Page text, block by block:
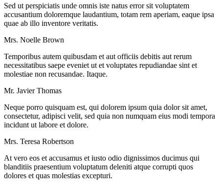
Sed ut perspiciatis unde omnis iste natus error sit voluptatem
accusantium doloremque laudantium, totam rem aperiam, eaque ipsa
quae ab illo inventore veritatis.
Mrs. Noelle Brown
Temporibus autem quibusdam et aut officiis debitis aut rerum
necessitatibus saepe eveniet ut et voluptates repudiandae sint et
molestiae non recusandae. Itaque.
Mr. Javier Thomas
Neque porro quisquam est, qui dolorem ipsum quia dolor sit amet,
consectetur, adipisci velit, sed quia non numquam eius modi tempora
incidunt ut labore et dolore.
Mrs. Teresa Robertson
At vero eos et accusamus et iusto odio dignissimos ducimus qui
blanditiis praesentium voluptatum deleniti atque corrupti quos
dolores et quas molestias excepturi.